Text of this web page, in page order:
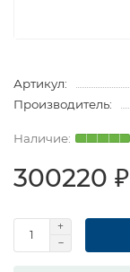
Артикул:
Производитель:
300220 ₽